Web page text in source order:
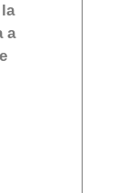
a